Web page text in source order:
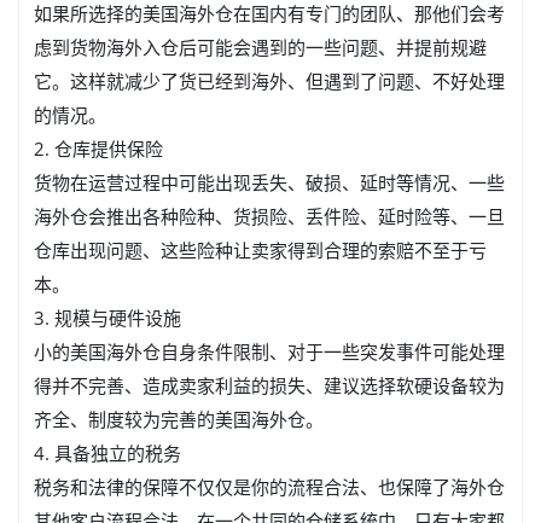
如果所选择的美国海外仓在国内有专门的团队、那他们会考
虑到货物海外入仓后可能会遇到的一些问题、并提前规避
它。这样就减少了货已经到海外、但遇到了问题、不好处理
的情况。
2. 仓库提供保险
货物在运营过程中可能出现丢失、破损、延时等情况、一些
海外仓会推出各种险种、货损险、丢件险、延时险等、一旦
仓库出现问题、这些险种让卖家得到合理的索赔不至于亏
本。
3. 规模与硬件设施
小的美国海外仓自身条件限制、对于一些突发事件可能处理
得并不完善、造成卖家利益的损失、建议选择软硬设备较为
齐全、制度较为完善的美国海外仓。
4. 具备独立的税务
税务和法律的保障不仅仅是你的流程合法、也保障了海外仓